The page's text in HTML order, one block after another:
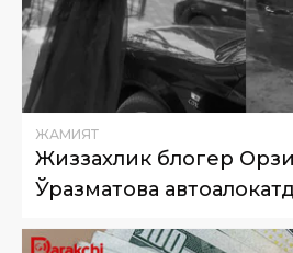
ЖАМИЯТ
Жиззахлик блогер
Ўразматова